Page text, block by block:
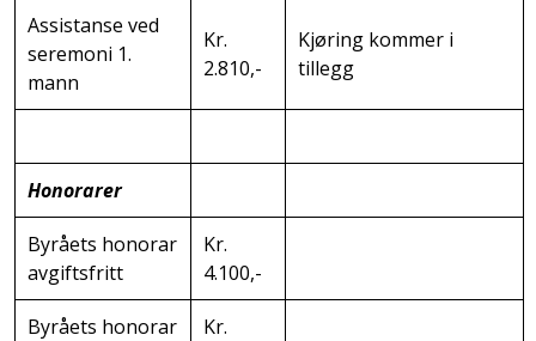
Assistanse ved
seremoni 1.
mann
Kr.
2.810,-
Kjøring kommer i
tillegg
Honorarer
Byråets honorar
avgiftsfritt
Kr.
4.100,-
Byråets honorar
Kr.